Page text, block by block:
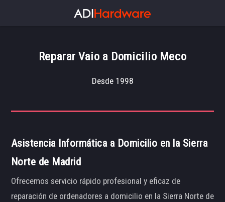
Reparar Vaio a Domicilio Meco
Desde 1998
Asistencia Informática a Domicilio en la Sierra
Norte de Madrid
Ofrecemos servicio rápido profesional y eficaz de
reparación de ordenadores a domicilio en la Sierra Norte de